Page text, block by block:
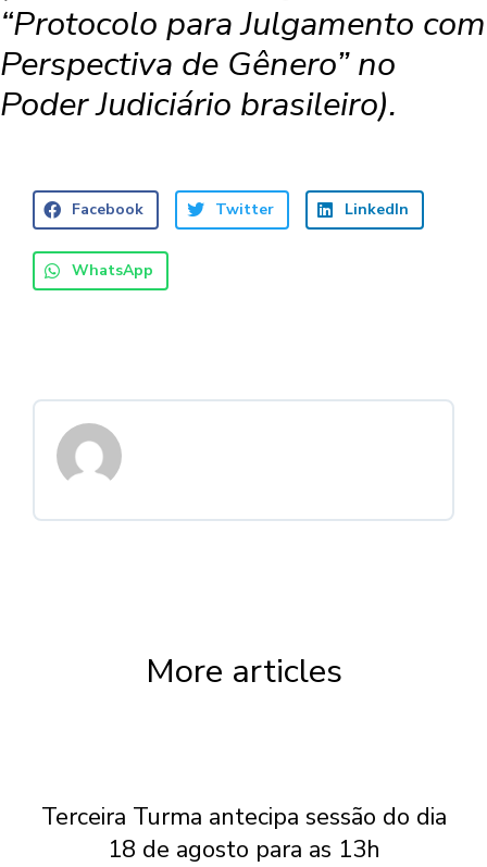
“Protocolo para Julgamento com
Perspectiva de Gênero” no
Poder Judiciário brasileiro).
Facebook Twitter LinkedIn
WhatsApp
More articles
Terceira Turma antecipa sessão do dia
18 de agosto para as 13h